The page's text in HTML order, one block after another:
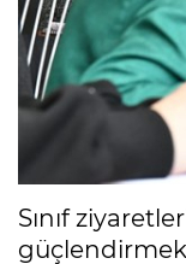
Sınıf
güçlendirmek